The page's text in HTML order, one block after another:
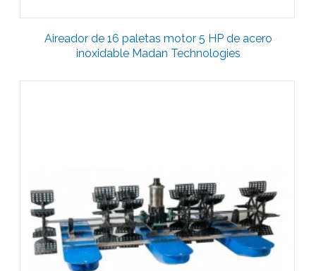
Aireador de 16 paletas motor 5 HP de acero
inoxidable Madan Technologies